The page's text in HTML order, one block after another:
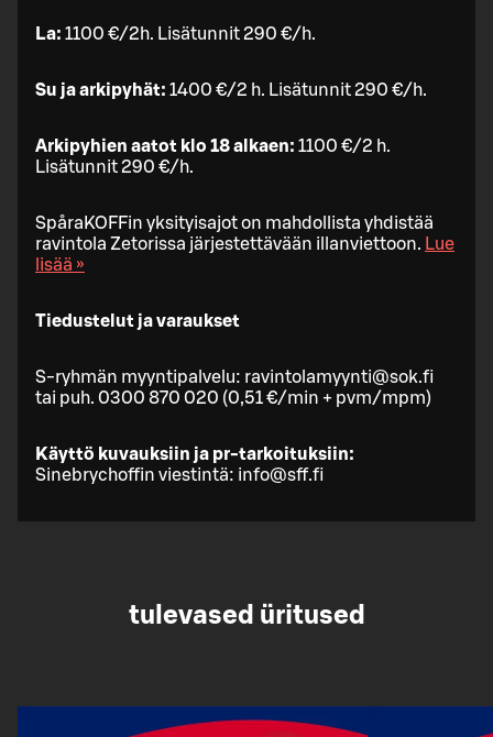
La: 1100 €/2h. Lisätunnit 290 €/h.
Su ja arkipyhät: 1400 €/2 h. Lisätunnit 290 €/h.
Arkipyhien aatot klo 18 alkaen: 1100 €/2 h.
Lisätunnit 290 €/h.
SpåraKOFFin yksityisajot on mahdollista yhdistää
ravintola Zetorissa järjestettävään illanviettoon. Lue
lisää »
Tiedustelut ja varaukset
S-ryhmän myyntipalvelu: ravintolamyynti@sok.fi
tai puh. 0300 870 020 (0,51 €/min + pvm/mpm)
Käyttö kuvauksiin ja pr-tarkoituksiin:
Sinebrychoffin viestintä: info@sff.fi
tulevased üritused